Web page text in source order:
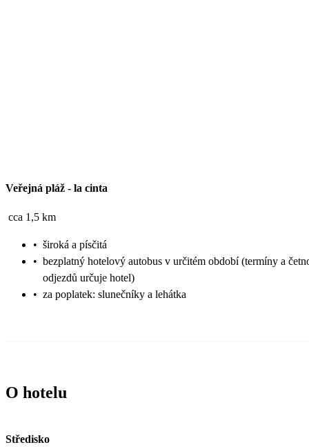
Veřejná pláž - la cinta
cca 1,5 km
• široká a písčitá
• bezplatný hotelový autobus v určitém období (termíny a
odjezdů určuje hotel)
• za poplatek: slunečníky a lehátka
O hotelu
Středisko